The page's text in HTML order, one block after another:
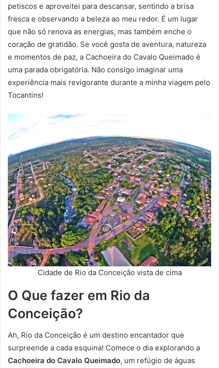
petiscos e aproveitei para descansar, sentindo a brisa
fresca e observando a beleza ao meu redor. É um lugar
que não só renova as energias, mas também enche o
coração de gratidão. Se você gosta de aventura, natureza
e momentos de paz, a Cachoeira do Cavalo Queimado é
uma parada obrigatória. Não consigo imaginar uma
experiência mais revigorante durante a minha viagem pelo
Tocantins!
Cidade de Rio da Conceição vista de cima
O Que fazer em Rio da
Conceição?
Ah, Rio da Conceição é um destino encantador que
surpreende a cada esquina! Comece o dia explorando a
Cachoeira do Cavalo Queimado, um refúgio de águas